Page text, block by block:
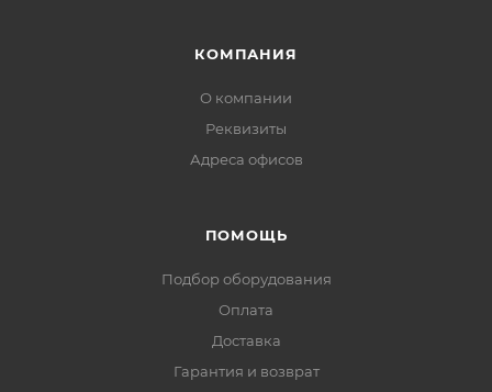
КОМПАНИЯ
О компании
Реквизиты
Адреса офисов
ПОМОЩЬ
Подбор оборудования
Оплата
Доставка
Гарантия и возврат